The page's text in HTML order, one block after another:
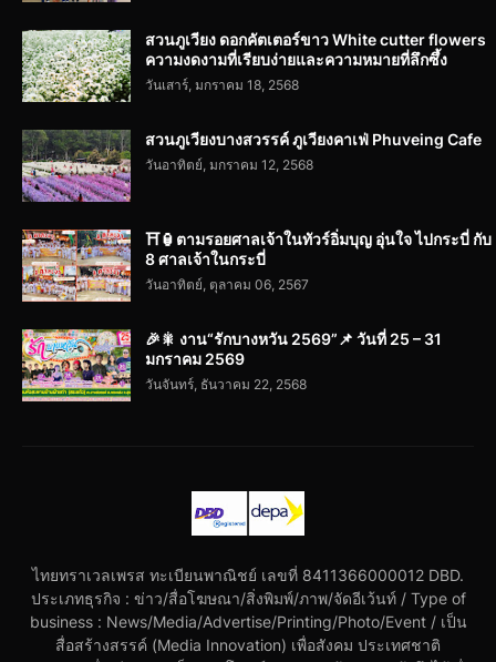
สวนภูเวียง ดอกคัตเตอร์ขาว White cutter flowers
ความงดงามที่เรียบง่ายและความหมายที่ลึกซึ้ง
วันเสาร์, มกราคม 18, 2568
สวนภูเวียงบางสวรรค์ ภูเวียงคาเฟ่ Phuveing Cafe
วันอาทิตย์, มกราคม 12, 2568
⛩️🏮ตามรอยศาลเจ้าในทัวร์อิ่มบุญ อุ่นใจ ไปกระบี่ กับ
8 ศาลเจ้าในกระบี่
วันอาทิตย์, ตุลาคม 06, 2567
🎉🎇 งาน“รักบางหวัน 2569”📌 วันที่ 25 – 31
มกราคม 2569
วันจันทร์, ธันวาคม 22, 2568
ไทยทราเวลเพรส ทะเบียนพาณิชย์ เลขที่ 8411366000012 DBD.
ประเภทธุรกิจ : ข่าว/สื่อโฆษณา/สิ่งพิมพ์/ภาพ/จัดอีเว้นท์ / Type of
business : News/Media/Advertise/Printing/Photo/Event / เป็น
สื่อสร้างสรรค์ (Media Innovation) เพื่อสังคม ประเทศชาติ